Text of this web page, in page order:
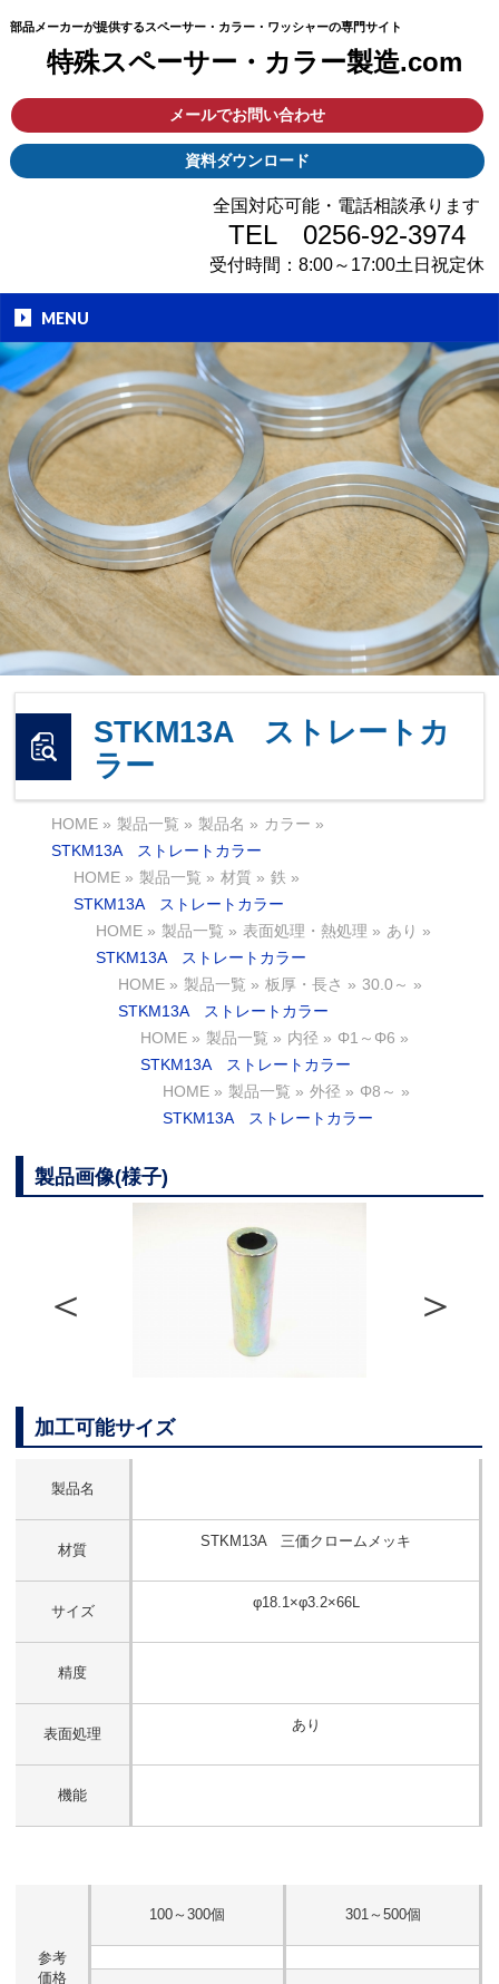
部品メーカーが提供するスペーサー・カラー・ワッシャーの専⾨サイト
特殊スペーサー・カラー製造.com
メールでお問い合わせ
資料ダウンロード
全国対応可能・電話相談承ります
TEL 0256-92-3974
受付時間：8:00～17:00土日祝定休
MENU
STKM13A ストレートカ
ラー
HOME » 製品一覧 » 製品名 » カラー »
STKM13A ストレートカラー
HOME » 製品一覧 » 材質 » 鉄 »
STKM13A ストレートカラー
HOME » 製品一覧 » 表面処理・熱処理 » あり »
STKM13A ストレートカラー
HOME » 製品一覧 » 板厚・長さ » 30.0～ »
STKM13A ストレートカラー
HOME » 製品一覧 » 内径 » Φ1～Φ6 »
STKM13A ストレートカラー
HOME » 製品一覧 » 外径 » Φ8～ »
STKM13A ストレートカラー
製品画像(様子)
加工可能サイズ
製品名
材質
STKM13A 三価クロームメッキ
サイズ
φ18.1×φ3.2×66L
精度
表面処理
あり
機能
参考
価格
100～300個 301～500個